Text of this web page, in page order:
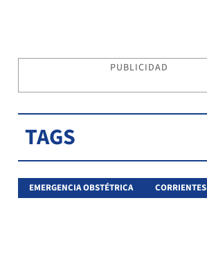
PUBLICIDAD
TAGS
EMERGENCIA OBSTÉTRICA CORRIENTES